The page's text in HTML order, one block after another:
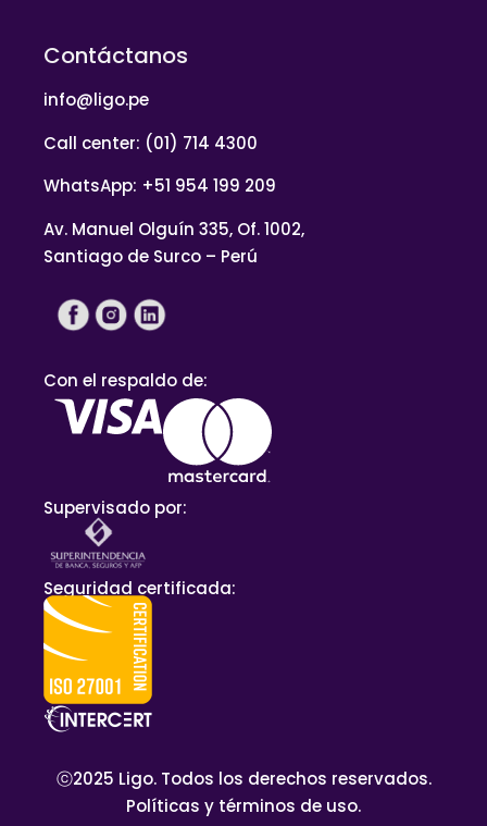
Contáctanos
info@ligo.pe
Call center: (01) 714 4300
WhatsApp: +51 954 199 209
Av. Manuel Olguín 335, Of. 1002,
Santiago de Surco – Perú
Con el respaldo de:
Supervisado por:
Seguridad certificada:
ⓒ2025 Ligo. Todos los derechos reservados.
Políticas y términos de uso.